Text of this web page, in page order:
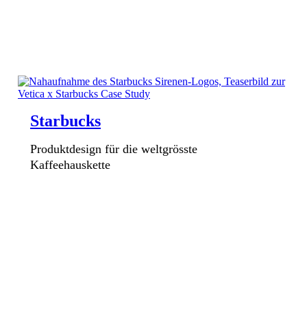
Starbucks
Produktdesign für die weltgrösste
Kaffeehauskette